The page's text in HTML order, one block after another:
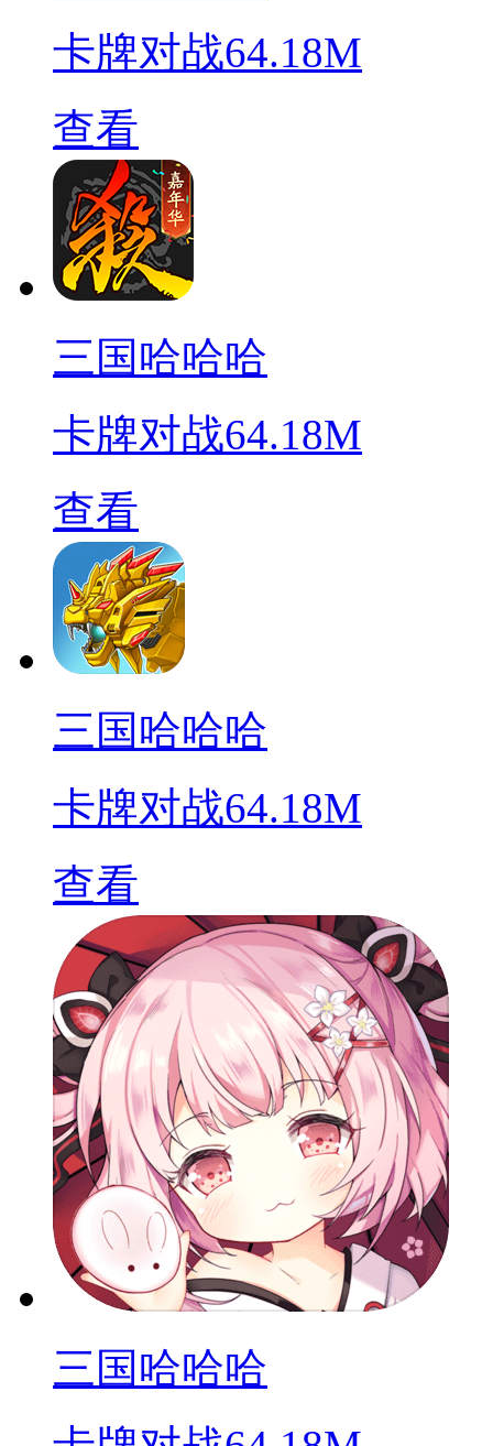
卡牌对战64.18M
查看
三国哈哈哈
卡牌对战64.18M
查看
三国哈哈哈
卡牌对战64.18M
查看
三国哈哈哈